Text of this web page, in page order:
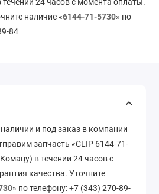
наличие «6144-71-5730» по
84
и под заказ в компании
запчасть «CLIP 6144-71-
в течении 24 часов с
качества. Уточните
» по телефону: +7 (343) 270-89-